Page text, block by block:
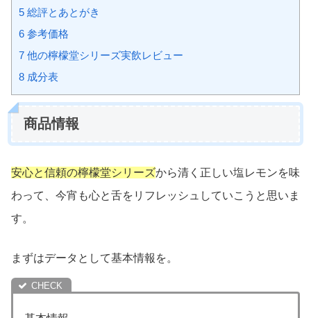
5 総評とあとがき
6 参考価格
7 他の檸檬堂シリーズ実飲レビュー
8 成分表
商品情報
安心と信頼の檸檬堂シリーズから清く正しい塩レモンを味
わって、今宵も心と舌をリフレッシュしていこうと思いま
す。
まずはデータとして基本情報を。